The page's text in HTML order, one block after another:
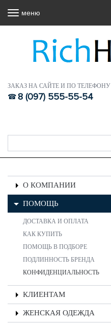
ЗАКАЗ НА САЙТЕ И ПО ТЕЛЕФОНУ
8 (097) 555-55-54
меню
О КОМПАНИИ
ПОМОЩЬ
ДОСТАВКА И ОПЛАТА
КАК КУПИТЬ
ПОМОЩЬ В ПОДБОРЕ
ПОДЛИННОСТЬ БРЕНДА
КОНФИДЕНЦИАЛЬНОСТЬ
КЛИЕНТАМ
ЖЕНСКАЯ ОДЕЖДА